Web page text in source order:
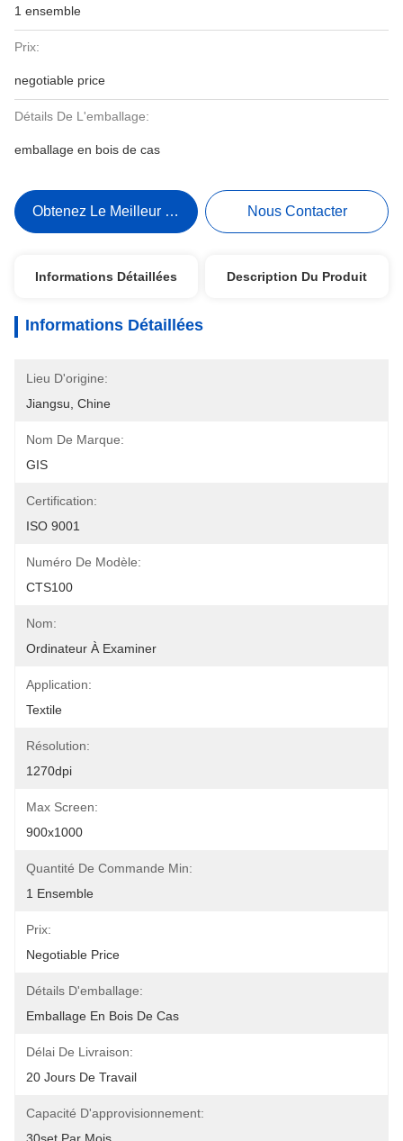
1 ensemble
Prix:
negotiable price
Détails De L'emballage:
emballage en bois de cas
Obtenez Le Meilleur Prix Nous Contacter
Informations Détaillées Description Du Produit
Informations Détaillées
Lieu D'origine:
Jiangsu, Chine
Nom De Marque:
GIS
Certification:
ISO 9001
Numéro De Modèle:
CTS100
Nom:
Ordinateur À Examiner
Application:
Textile
Résolution:
1270dpi
Max Screen:
900x1000
Quantité De Commande Min:
1 Ensemble
Prix:
Negotiable Price
Détails D'emballage:
Emballage En Bois De Cas
Délai De Livraison:
20 Jours De Travail
Capacité D'approvisionnement: